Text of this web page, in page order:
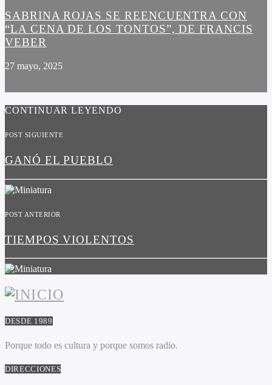
SABRINA ROJAS SE REENCUENTRA CON
“LA CENA DE LOS TONTOS”, DE FRANCIS
VEBER
27 mayo, 2025
CONTINUAR LEYENDO
POST SIGUIENTE
GANÓ EL PUEBLO
POST ANTERIOR
TIEMPOS VIOLENTOS
DESDE 1989
Porque todo es cultura y porque somos radio.
DIRECCIONES